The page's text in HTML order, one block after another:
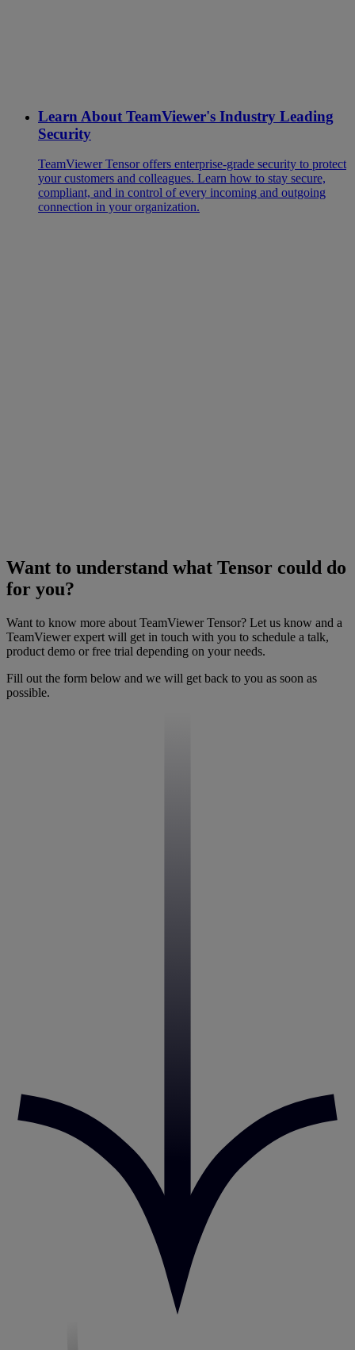
Learn About TeamViewer's Industry Leading
Security
TeamViewer Tensor offers enterprise-grade security to protect
your customers and colleagues. Learn how to stay secure,
compliant, and in control of every incoming and outgoing
connection in your organization.
Want to understand what Tensor could do
for you?
Want to know more about TeamViewer Tensor? Let us know and a
TeamViewer expert will get in touch with you to schedule a talk,
product demo or free trial depending on your needs.
Fill out the form below and we will get back to you as soon as
possible.